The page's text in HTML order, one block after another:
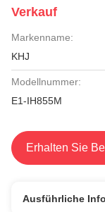
Verkauf
Markenname:
KHJ
Modellnummer:
E1-IH855M
Erhalten Sie
Ausführliche